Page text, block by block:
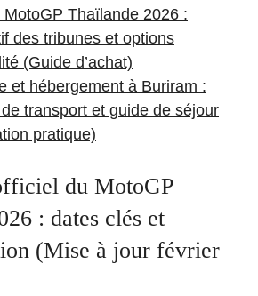
MotoGP Thaïlande 2026 :
des tribunes et options
(Guide d’achat)
et hébergement à Buriram :
transport et guide de séjour
pratique)
du MotoGP
: dates clés et
(Mise à jour février